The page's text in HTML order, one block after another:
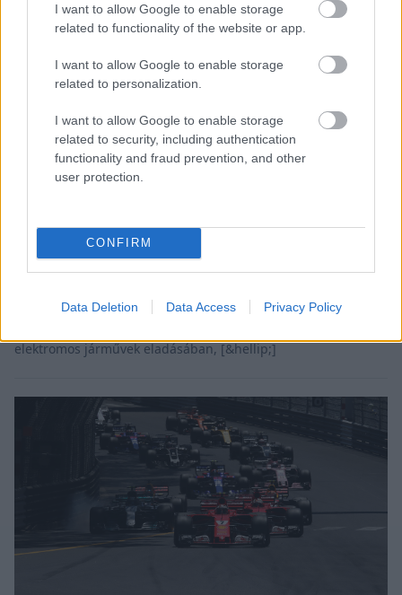
I want to allow Google to enable storage
related to functionality of the website or app.
I want to allow Google to enable storage
related to personalization.
I want to allow Google to enable storage
related to security, including authentication
functionality and fraud prevention, and other
user protection.
CONFIRM
Data Deletion Data Access Privacy Policy
FORMULA E / 2017. JÚN. 2.
Nissan lehet a Renault-ból a
Formula E-ben
nevezne? A Renault-Nissan együttműködés az egyik
legnagyobb ilyen az autóiparban. Legutóbb azt vitatták meg,
francia és a japán gyártónak is a lehető legjobb legyen. A
elektromos járművek eladásában, [&hellip;]